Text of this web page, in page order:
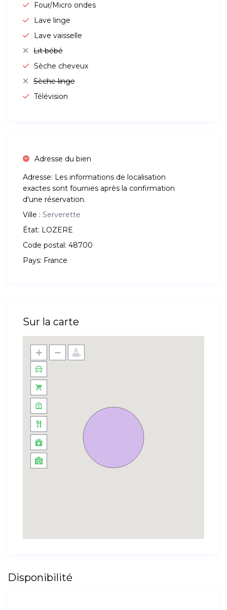
Four/Micro ondes
Lave linge
Lave vaisselle
Lit bébé
Sèche cheveux
Sèche linge
Télévision
Adresse du bien
Adresse: Les informations de localisation
exactes sont fournies après la confirmation
d'une réservation.
Ville : Serverette
État: LOZERE
Code postal: 48700
Pays: France
Sur la carte
Disponibilité